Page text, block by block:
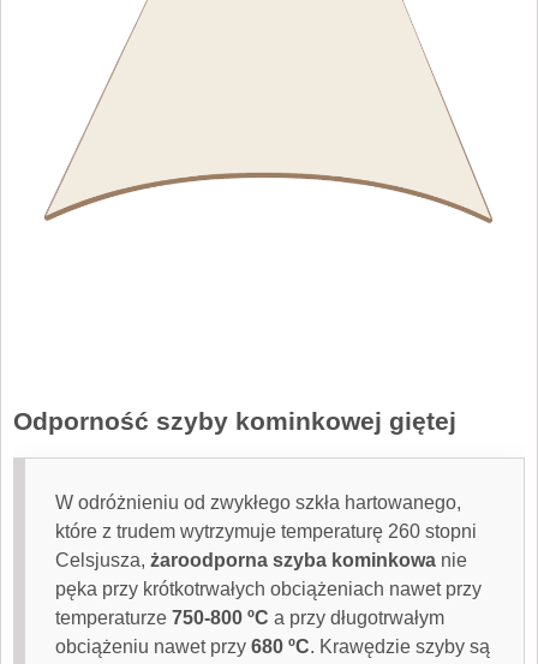
Odporność szyby kominkowej giętej
W odróżnieniu od zwykłego szkła hartowanego,
które z trudem wytrzymuje temperaturę 260 stopni
Celsjusza, żaroodporna szyba kominkowa nie
pęka przy krótkotrwałych obciążeniach nawet przy
temperaturze 750-800 ºC a przy długotrwałym
obciążeniu nawet przy 680 ºC. Krawędzie szyby są